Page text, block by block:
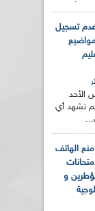
تسجيل
الأحد
تشهد أي
الهاتف
و